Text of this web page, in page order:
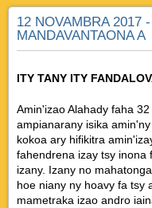
12 NOVAMBRA 2017
MANDAVANTAONA A
ITY TANY ITY
Amin'izao Alahady faha
ampianarany isika
kokoa ary hifikitra
fahendrena izay tsy inona
izany. Izany no
hoe niany ny hoavy fa tsy
mametraka izao andro